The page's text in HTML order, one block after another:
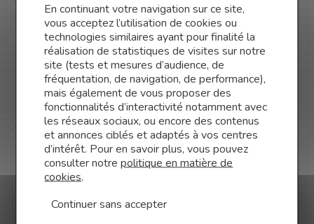
Hugo rencontre Cédric Albouy, notre courtier en
prêts pro et particuliers d’Albi grâce à un club
d’affaires et lui demande des conseils.
Je n’avais jamais eu à faire de
demande de crédit hormis un prêt
immobilier tout simple. J’avais donc
besoin d’aide et de conseils pour
monter mon projet. Cédric a pu me
guider dans toutes les étapes tout
en me conseillant au mieux par
En continuant votre navigation sur ce site,
vous acceptez l’utilisation de cookies ou
technologies similaires ayant pour finalité la
réalisation de statistiques de visites sur notre
site (tests et mesures d’audience, de
fréquentation, de navigation, de performance),
mais également de vous proposer des
fonctionnalités d’interactivité notamment avec
les réseaux sociaux, ou encore des contenus
et annonces ciblés et adaptés à vos centres
d’intérêt. Pour en savoir plus, vous pouvez
consulter notrepolitique en matière de
cookies.
Continuer sans accepter